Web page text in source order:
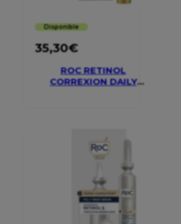
Disponible
35,30€
ROC RETINOL
CORREXION DAILY